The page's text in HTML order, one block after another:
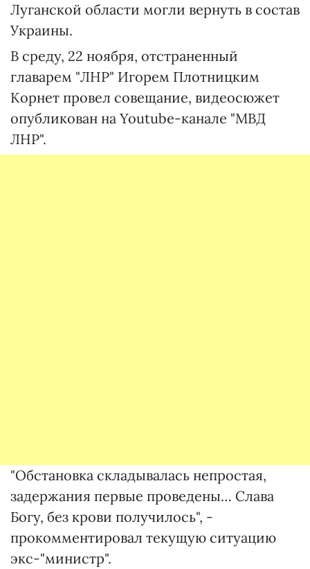
Луганской области могли вернуть в состав
Украины.
В среду, 22 ноября, отстраненный
главарем "ЛНР" Игорем Плотницким
Корнет провел совещание, видеосюжет
опубликован на Youtube-канале "МВД
ЛНР".
"Обстановка складывалась непростая,
задержания первые проведены… Слава
Богу, без крови получилось", -
прокомментировал текущую ситуацию
экс-"министр".